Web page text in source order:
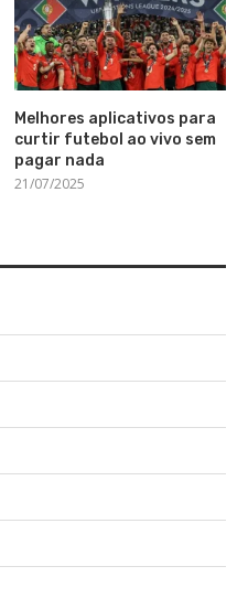
Melhores aplicativos para
curtir futebol ao vivo sem
pagar nada
21/07/2025